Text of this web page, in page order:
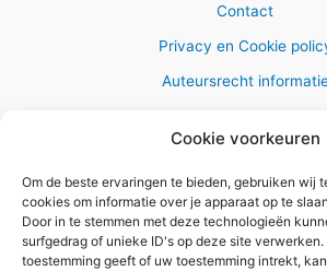
Cookie voorkeuren
Om de beste ervaringen te bieden, gebruiken wij
cookies om informatie over je apparaat op te
Door in te stemmen met deze technologieën
surfgedrag of unieke ID's op deze site verwerken.
toestemming geeft of uw toestemming intrekt,
Contact
Privacy en Cookie
Auteursrecht
Copyright © 2026